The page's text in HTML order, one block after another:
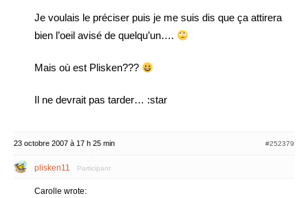
Je voulais le préciser puis je me suis dis que ça attirera
bien l’oeil avisé de quelqu’un….
Mais où est Plisken???
Il ne devrait pas tarder… :star
23 octobre 2007 à 17 h 25 min #252379
plisken11 Participant
Carolle wrote: